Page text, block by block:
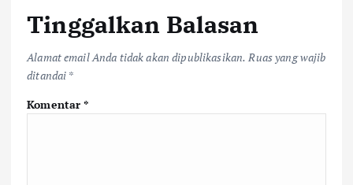
Tinggalkan Balasan
Alamat email Anda tidak akan dipublikasikan. Ruas yang wajib
ditandai *
Komentar*